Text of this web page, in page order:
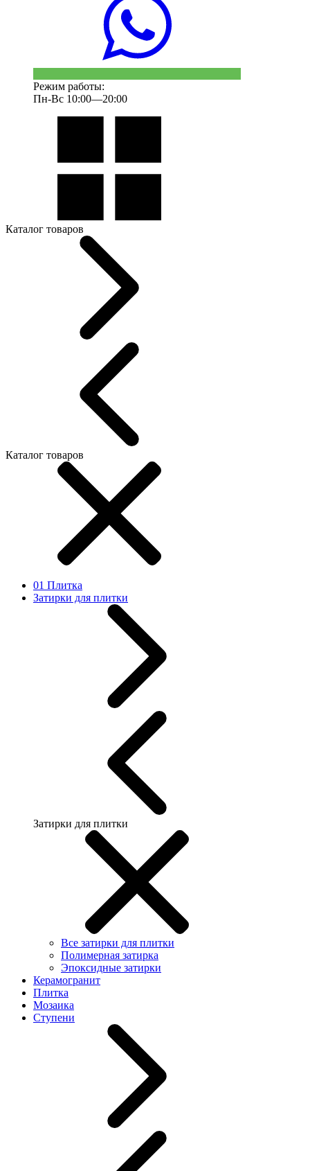
Режим работы:
Пн-Вс 10:00—20:00
Каталог товаров
Каталог товаров
01 Плитка
Затирки для плитки
Затирки для плитки
Все затирки для плитки
Полимерная затирка
Эпоксидные затирки
Керамогранит
Плитка
Мозаика
Ступени